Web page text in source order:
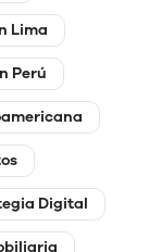
Lima
Perú
Digital